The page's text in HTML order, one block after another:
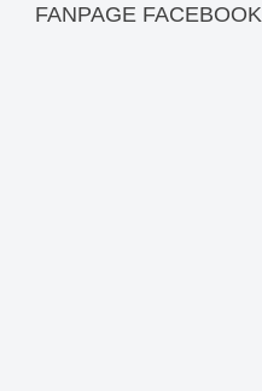
FANPAGE FACEBOOK